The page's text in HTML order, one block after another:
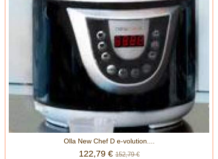
Olla New Chef D e-volution....
122,79 €152,79 €